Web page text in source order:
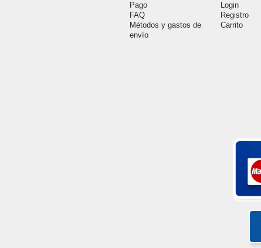
Pago
FAQ
Métodos y gastos de
envío
Login
Registro
Carrito